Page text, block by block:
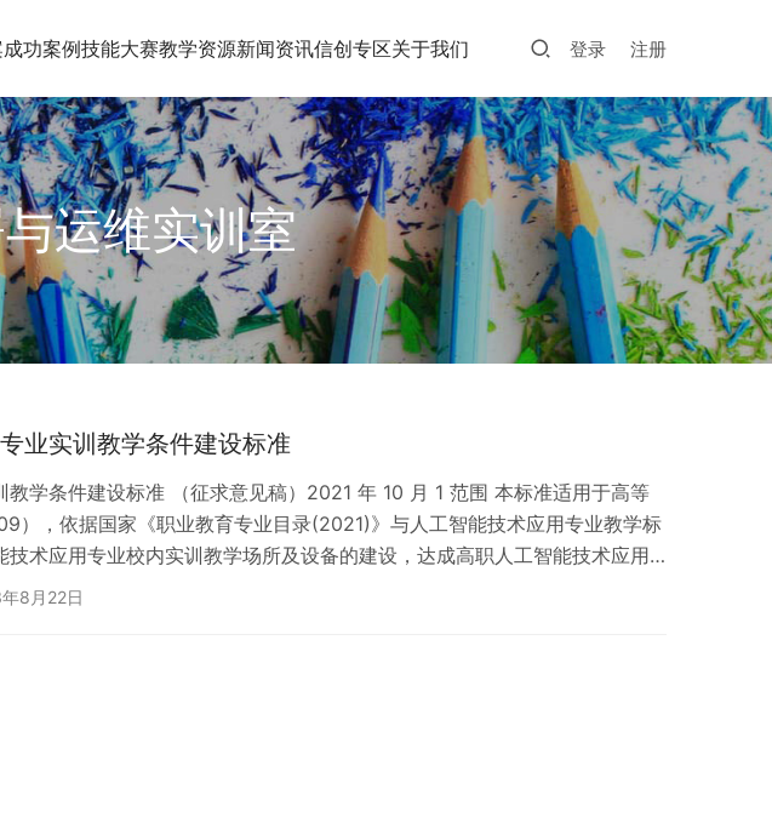
成功案例技能大赛教学资源新闻资讯信创专区关于我们 登录 注册
运维实训室
业实训教学条件建设标准
学条件建设标准 （征求意见稿）2021 年 10 月 1 范围 本标准适用于高等
），依据国家《职业教育专业目录(2021)》与人工智能技术应用专业教学标
术应用专业校内实训教学场所及设备的建设，达成高职人工智能技术应用
教学设施要求。职业学校相关专业及有关培训机构可参照执行。 2 实训教
8月22日